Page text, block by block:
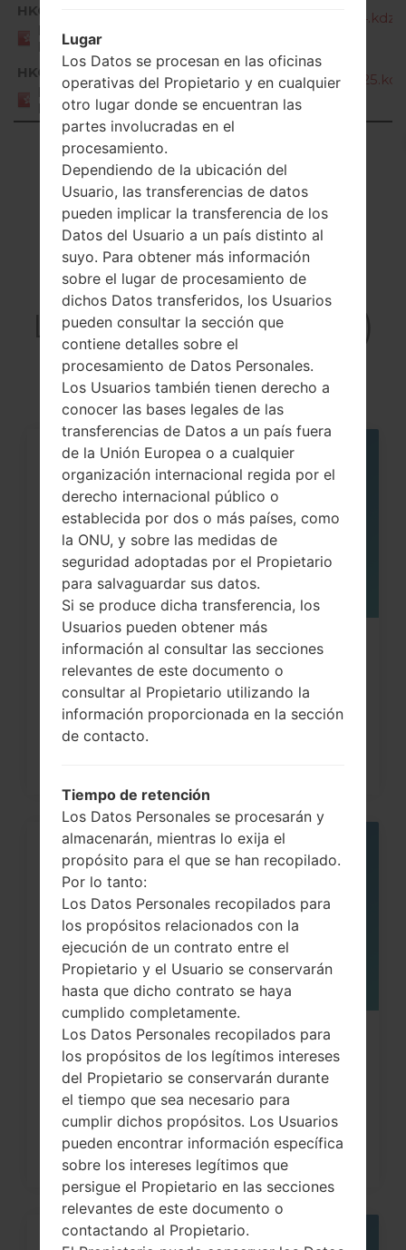
HKG
HONG
KONG
H990N20f_00_OPEN_HK_DS_OP_1214.kdz
HKG
HONG
KONG
H990N20h_00_OPEN_HK_DS_OP_0225.kdz
Showing 1 to 9 of 9 entries
Previous 1 Next
Artículos
LGH990N(LGH990N)
akaLG V20 Dual
MAY
Cómo hacer Reinicio Completo en
LG G3, G4, G5 , G7...
05
MAY
¿Cómo restablecer datos de fábrica
a través del código...
Lugar
Los Datos se procesan en las oficinas
operativas del Propietario y en cualquier
otro lugar donde se encuentran las
partes involucradas en el
procesamiento.
Dependiendo de la ubicación del
Usuario, las transferencias de datos
pueden implicar la transferencia de los
Datos del Usuario a un país distinto al
suyo. Para obtener más información
sobre el lugar de procesamiento de
dichos Datos transferidos, los Usuarios
pueden consultar la sección que
contiene detalles sobre el
procesamiento de Datos Personales.
Los Usuarios también tienen derecho a
conocer las bases legales de las
transferencias de Datos a un país fuera
de la Unión Europea o a cualquier
organización internacional regida por el
derecho internacional público o
establecida por dos o más países, como
la ONU, y sobre las medidas de
seguridad adoptadas por el Propietario
para salvaguardar sus datos.
Si se produce dicha transferencia, los
Usuarios pueden obtener más
información al consultar las secciones
relevantes de este documento o
consultar al Propietario utilizando la
información proporcionada en la sección
de contacto.
Tiempo de retención
Los Datos Personales se procesarán y
almacenarán, mientras lo exija el
propósito para el que se han recopilado.
Por lo tanto:
Los Datos Personales recopilados para
los propósitos relacionados con la
ejecución de un contrato entre el
Propietario y el Usuario se conservarán
hasta que dicho contrato se haya
cumplido completamente.
Los Datos Personales recopilados para
los propósitos de los legítimos intereses
del Propietario se conservarán durante
el tiempo que sea necesario para
cumplir dichos propósitos. Los Usuarios
pueden encontrar información específica
sobre los intereses legítimos que
persigue el Propietario en las secciones
relevantes de este documento o
contactando al Propietario.